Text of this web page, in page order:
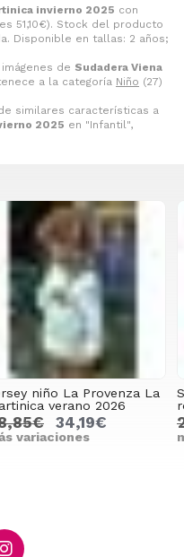
invierno 2025 con
51,10€). Stock del producto
Disponible en tallas: 2 años;
de Sudadera Viena
a la categoría Niño (27)
similares características a
2025 en "Infantil",
niño La Provenza La
verano 2026
34,19€
variaciones